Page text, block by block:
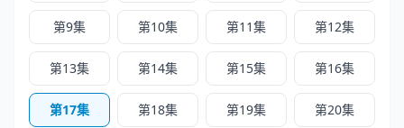
第9集 第10集 第11集 第12集
第13集 第14集 第15集 第16集
第17集 第18集 第19集 第20集